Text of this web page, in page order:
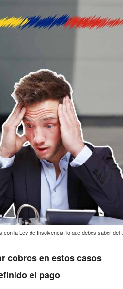
con la Ley de Insolvencia: lo que debes saber del
cobros en estos casos
el pago